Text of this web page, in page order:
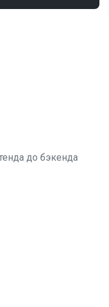
до бэкенда